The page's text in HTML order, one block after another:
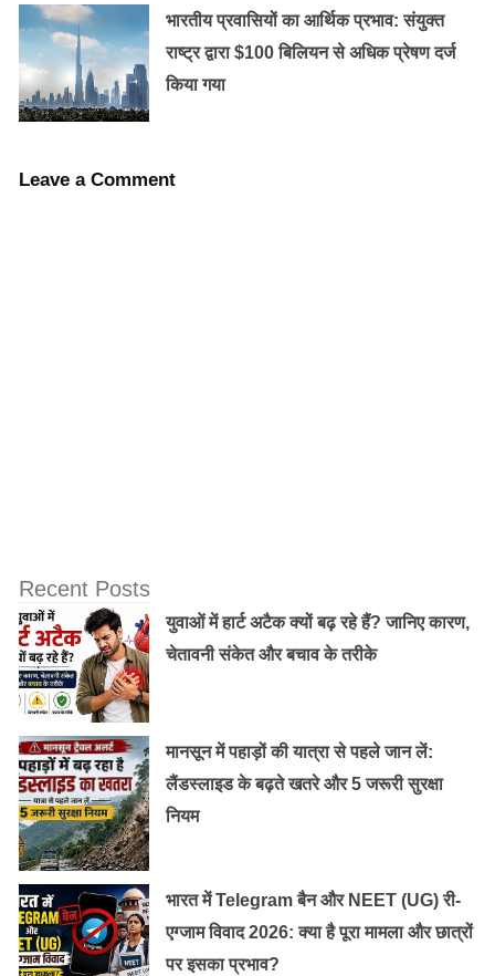
कांच की गंदगी हटाने के लिए सिरके को एक स्प्रे बोतल में भर के गंदें
देखें, अपने आईने को ….
प्यार, डेटिंग और Ai अवतार का धोखा: McAfee के
अध्ययन से ऑनलाइन डेटिंग में व्यापक धोखे, Ai घोटाले
और सुरक्षा के सुझावों का पता चला है
भारतीय प्रवासियों का आर्थिक प्रभाव: संयुक्त
राष्ट्र द्वारा $100 बिलियन से अधिक प्रेषण दर्ज
किया गया
Leave a Comment
Recent Posts
युवाओं में हार्ट अटैक क्यों बढ़ रहे हैं? जानिए कारण,
चेतावनी संकेत और बचाव के तरीके
मानसून में पहाड़ों की यात्रा से पहले जान लें:
लैंडस्लाइड के बढ़ते खतरे और 5 जरूरी सुरक्षा
नियम
भारत में Telegram बैन और NEET (UG) री-
एग्जाम विवाद 2026: क्या है पूरा मामला और छात्रों
पर इसका प्रभाव?